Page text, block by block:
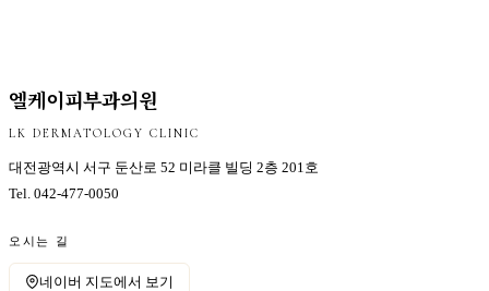
엘케이피부과의원
LK DERMATOLOGY CLINIC
대전광역시 서구 둔산로 52 미라클 빌딩 2층 201호
Tel. 042-477-0050
오시는 길
네이버 지도에서 보기